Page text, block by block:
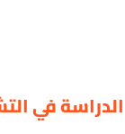
الدراسة في